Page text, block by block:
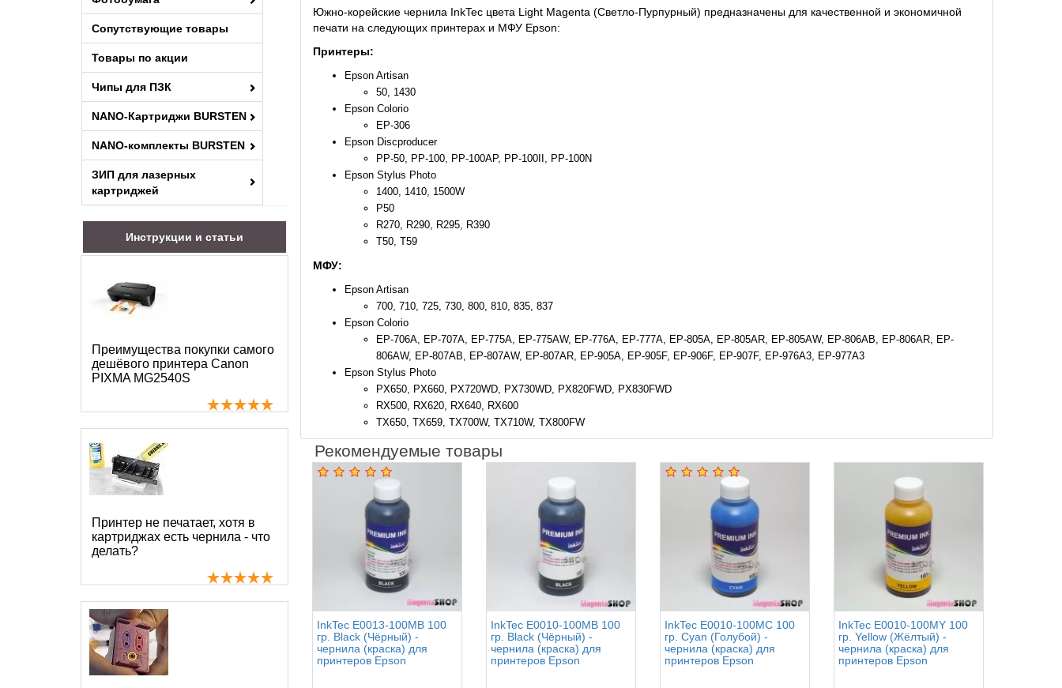
Сопутствующие товары
Товары по акции
Чипы для ПЗК
NANO-Картриджи BURSTEN
NANO-комплекты BURSTEN
ЗИП для лазерных
картриджей
Инструкции и статьи
Преимущества покупки самого
дешёвого принтера Canon
PIXMA MG2540S
Принтер не печатает, хотя в
картриджах есть чернила - что
делать?
Южно-корейские чернила InkTec цвета Light Magenta (Светло-Пурпурный) предназначены для качественной и экономичной
печати на следующих принтерах и МФУ Epson:
Принтеры:
Epson Artisan
50, 1430
Epson Colorio
EP-306
Epson Discproducer
PP-50, PP-100, PP-100AP, PP-100II, PP-100N
Epson Stylus Photo
1400, 1410, 1500W
P50
R270, R290, R295, R390
T50, T59
МФУ:
Epson Artisan
700, 710, 725, 730, 800, 810, 835, 837
Epson Colorio
EP-706A, EP-707A, EP-775A, EP-775AW, EP-776A, EP-777A, EP-805A, EP-805AR, EP-805AW, EP-806AB, EP-806AR, EP-
806AW, EP-807AB, EP-807AW, EP-807AR, EP-905A, EP-905F, EP-906F, EP-907F, EP-976A3, EP-977A3
Epson Stylus Photo
PX650, PX660, PX720WD, PX730WD, PX820FWD, PX830FWD
RX500, RX620, RX640, RX600
TX650, TX659, TX700W, TX710W, TX800FW
Рекомендуемые товары
InkTec E0013-100MB 100
гр. Black (Чёрный) -
чернила (краска) для
принтеров Epson
InkTec E0010-100MB 100
гр. Black (Чёрный) -
чернила (краска) для
принтеров Epson
InkTec E0010-100MC 100
гр. Cyan (Голубой) -
чернила (краска) для
принтеров Epson
InkTec E0010-100MY 100
гр. Yellow (Жёлтый) -
чернила (краска) для
принтеров Epson